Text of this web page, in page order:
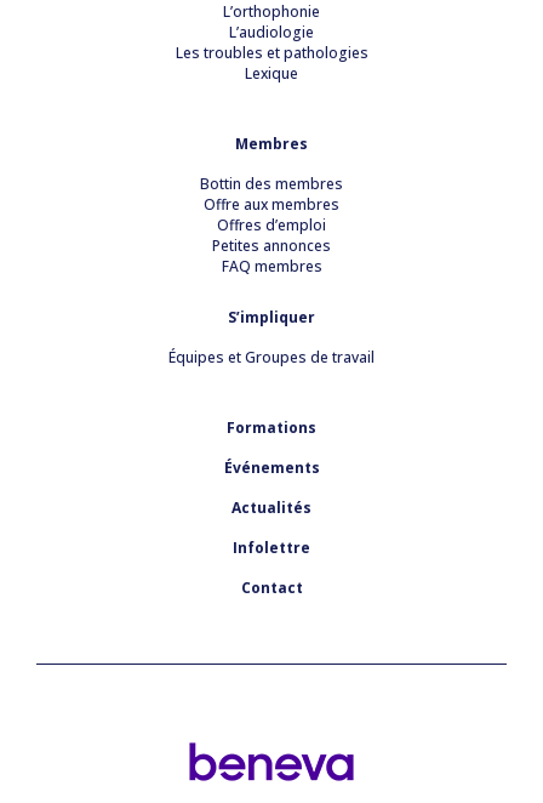
L’orthophonie
L’audiologie
Les troubles et pathologies
Lexique
Membres
Bottin des membres
Offre aux membres
Offres d’emploi
Petites annonces
FAQ membres
S’impliquer
Équipes et Groupes de travail
Formations
Événements
Actualités
Infolettre
Contact